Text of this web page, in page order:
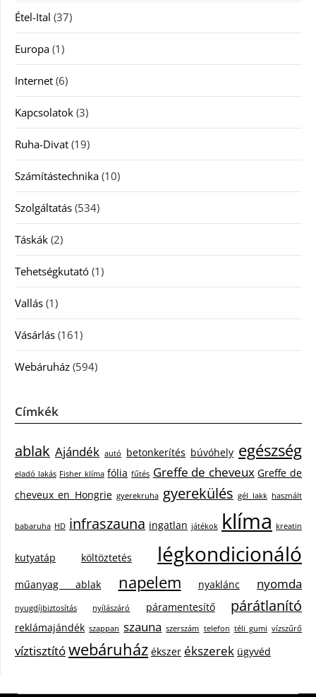
Étel-Ital (37)
Europa (1)
Internet (6)
Kapcsolatok (3)
Ruha-Divat (19)
Számítástechnika (10)
Szolgáltatás (534)
Táskák (2)
Tehetségkutató (1)
Vallás (1)
Vásárlás (161)
Webáruház (594)
Címkék
ablak Ajándék autó betonkerítés búvóhely egészség
eladó lakás Fisher klíma fólia fűtés Greffe de cheveux Greffe de
cheveux en Hongrie gyerekruha gyerekülés gél lakk használt
babaruha HD infraszauna ingatlan játékok klíma kreatin
kutyatáp költöztetés légkondicionáló
műanyag ablak napelem nyaklánc nyomda
nyugdíjbiztosítás nyílászáró páramentesítő párátlanító
reklámajándék szappan szauna szerszám telefon téli gumi vízszűrő
víztisztítówebáruház ékszer ékszerek ügyvéd